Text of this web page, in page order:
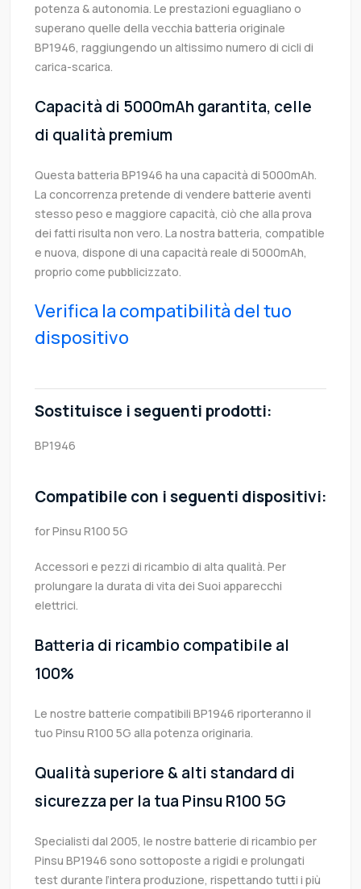
potenza & autonomia. Le prestazioni eguagliano o
superano quelle della vecchia batteria originale
BP1946, raggiungendo un altissimo numero di cicli di
carica-scarica.
Capacità di 5000mAh garantita, celle
di qualità premium
Questa batteria BP1946 ha una capacità di 5000mAh.
La concorrenza pretende di vendere batterie aventi
stesso peso e maggiore capacità, ciò che alla prova
dei fatti risulta non vero. La nostra batteria, compatible
e nuova, dispone di una capacità reale di 5000mAh,
proprio come pubblicizzato.
Verifica la compatibilità del tuo
dispositivo
Sostituisce i seguenti prodotti:
BP1946
Compatibile con i seguenti dispositivi:
for Pinsu R100 5G
Accessori e pezzi di ricambio di alta qualità. Per
prolungare la durata di vita dei Suoi apparecchi
elettrici.
Batteria di ricambio compatibile al
100%
Le nostre batterie compatibili BP1946 riporteranno il
tuo Pinsu R100 5G alla potenza originaria.
Qualità superiore & alti standard di
sicurezza per la tua Pinsu R100 5G
Specialisti dal 2005, le nostre batterie di ricambio per
Pinsu BP1946 sono sottoposte a rigidi e prolungati
test durante l’intera produzione, rispettando tutti i più